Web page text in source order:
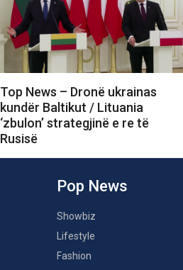
Top News – Dronë ukrainas
kundër Baltikut / Lituania
‘zbulon’ strategjinë e re të
Rusisë
Pop News
Showbiz
Lifestyle
Fashion